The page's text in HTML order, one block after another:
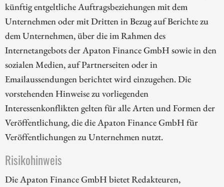
künftig entgeltliche Auftragsbeziehungen mit dem
Unternehmen oder mit Dritten in Bezug auf Berichte zu
dem Unternehmen, über die im Rahmen des
Internetangebots der Apaton Finance GmbH sowie in den
sozialen Medien, auf Partnerseiten oder in
Emailaussendungen berichtet wird einzugehen. Die
vorstehenden Hinweise zu vorliegenden
Interessenkonflikten gelten für alle Arten und Formen der
Veröffentlichung, die die Apaton Finance GmbH für
Veröffentlichungen zu Unternehmen nutzt.
Risikohinweis
Die Apaton Finance GmbH bietet Redakteuren,